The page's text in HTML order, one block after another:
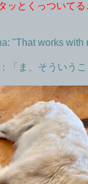
ッとくっついてる
"That works with
「ま、そういうこ